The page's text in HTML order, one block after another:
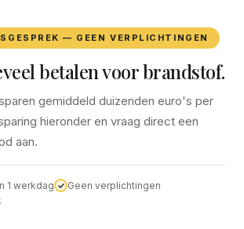
— GEEN VERPLICHTINGEN
betalen voor brandstof.
gemiddeld duizenden euro's per
hieronder en vraag direct een
aan.
1 werkdag
Geen verplichtingen